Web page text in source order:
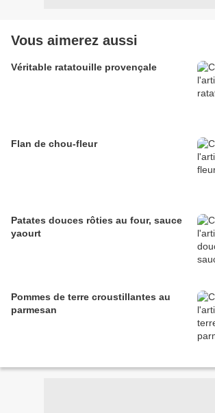
Vous aimerez aussi
Véritable ratatouille provençale
Flan de chou-fleur
Patates douces rôties au four, sauce
yaourt
Pommes de terre croustillantes au
parmesan